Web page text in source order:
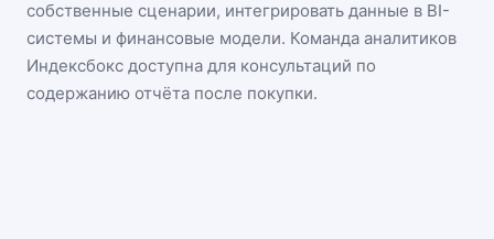
собственные сценарии, интегрировать данные в BI-
системы и финансовые модели. Команда аналитиков
Индексбокс доступна для консультаций по
содержанию отчёта после покупки.